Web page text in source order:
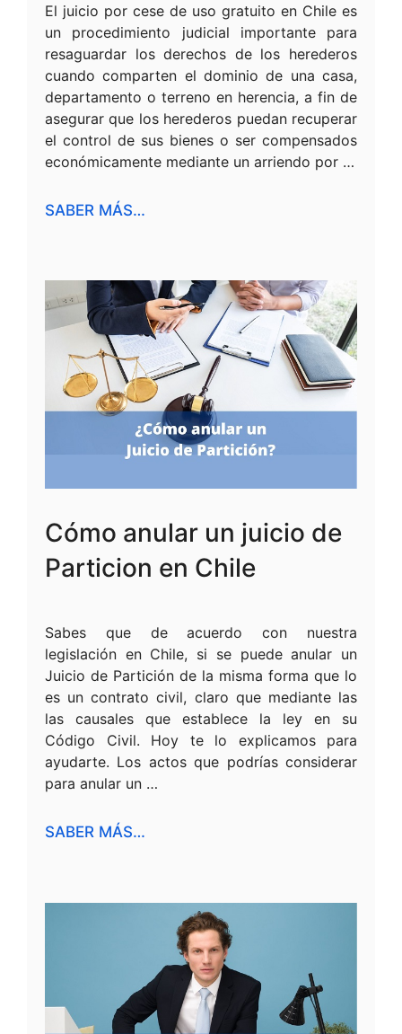
El juicio por cese de uso gratuito en Chile es
un procedimiento judicial importante para
resaguardar los derechos de los herederos
cuando comparten el dominio de una casa,
departamento o terreno en herencia, a fin de
asegurar que los herederos puedan recuperar
el control de sus bienes o ser compensados
económicamente mediante un arriendo por …
SABER MÁS…
Cómo anular un juicio de
Particion en Chile
Sabes que de acuerdo con nuestra
legislación en Chile, si se puede anular un
Juicio de Partición de la misma forma que lo
es un contrato civil, claro que mediante las
las causales que establece la ley en su
Código Civil. Hoy te lo explicamos para
ayudarte. Los actos que podrías considerar
para anular un …
SABER MÁS…